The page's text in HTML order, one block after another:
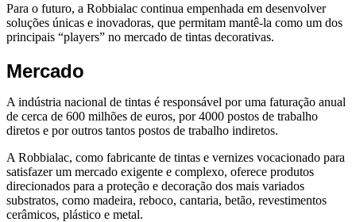
Para o futuro, a Robbialac continua empenhada em desenvolver
soluções únicas e inovadoras, que permitam mantê-la como um dos
principais “players” no mercado de tintas decorativas.
Mercado
A indústria nacional de tintas é responsável por uma faturação anual
de cerca de 600 milhões de euros, por 4000 postos de trabalho
diretos e por outros tantos postos de trabalho indiretos.
A Robbialac, como fabricante de tintas e vernizes vocacionado para
satisfazer um mercado exigente e complexo, oferece produtos
direcionados para a proteção e decoração dos mais variados
substratos, como madeira, reboco, cantaria, betão, revestimentos
cerâmicos, plástico e metal.